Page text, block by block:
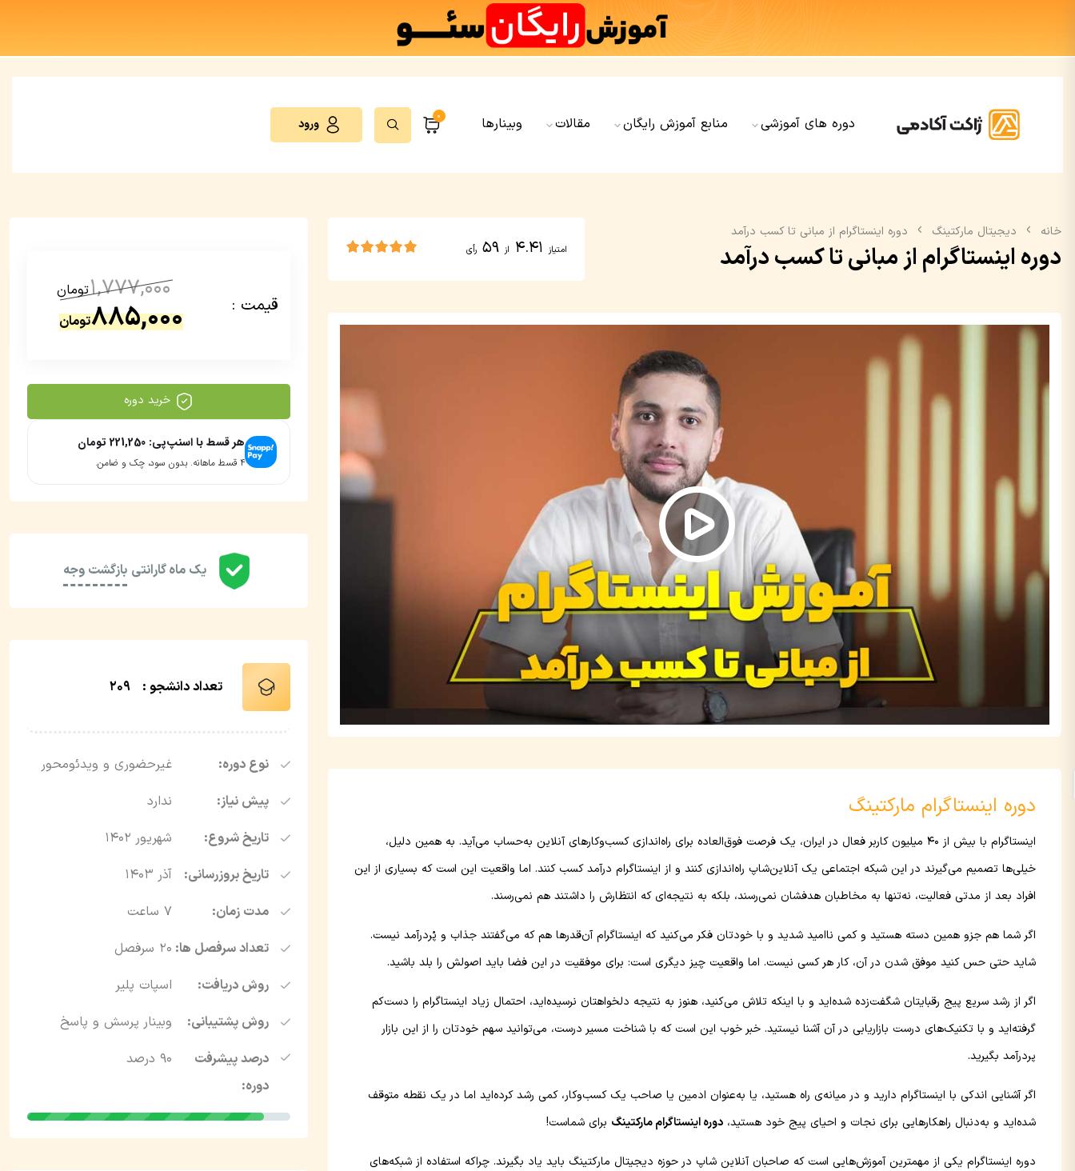
دوره های آموزشی منابع آموزش رایگان مقالات وبینارها 0
ورود
خانه دیجیتال مارکتینگ دوره اینستاگرام از مبانی تا کسب درآمد
دوره اینستاگرام از مبانی تا کسب درآمد امتیاز 4.41 از 59 رأی
دوره اینستاگرام مارکتینگ
اینستاگرام با بیش از ۴۰ میلیون کاربر فعال در ایران، یک فرصت فوق‌العاده برای راه‌اندازی کسب‌وکارهای آنلاین به‌حساب می‌آید. به همین دلیل،
خیلی‌ها تصمیم می‌گیرند در این شبکه اجتماعی یک آنلاین‌شاپ راه‌اندازی کنند و از اینستاگرام درآمد کسب کنند. اما واقعیت این است که بسیاری از این
افراد بعد از مدتی فعالیت، نه‌تنها به مخاطبان هدفشان نمی‌رسند، بلکه به نتیجه‌ای که انتظارش را داشتند هم نمی‌رسند.
اگر شما هم جزو همین دسته هستید و کمی ناامید شدید و با خودتان فکر می‌کنید که اینستاگرام آن‌قدرها هم که می‌گفتند جذاب و پُردرآمد نیست.
شاید حتی حس کنید موفق شدن در آن، کار هر کسی نیست. اما واقعیت چیز دیگری است: برای موفقیت در این فضا باید اصولش را بلد باشید.
اگر از رشد سریع پیج رقبایتان شگفت‌زده شده‌اید و با اینکه تلاش می‌کنید، هنوز به نتیجه دلخواهتان نرسیده‌اید، احتمال زیاد اینستاگرام را دست‌کم
گرفته‌اید و با تکنیک‌های درست بازاریابی در آن آشنا نیستید. خبر خوب این است که با شناخت مسیر درست، می‌توانید سهم خودتان را از این بازار
پردرآمد بگیرید.
اگر آشنایی اندکی با اینستاگرام دارید و در میانه‌ی راه هستید، یا به‌عنوان ادمین یا صاحب یک کسب‌وکار، کمی رشد کرده‌اید اما در یک نقطه متوقف
شده‌اید و به‌دنبال راهکارهایی برای نجات و احیای پیج خود هستید، دوره اینستاگرام مارکتینگ برای شماست!
دوره اینستاگرام یکی از مهمترین آموزش‌هایی است که صاحبان آنلاین شاپ در حوزه دیجیتال مارکتینگ باید یاد بگیرند. چراکه استفاده از شبکه‌های
قیمت :
1,777,000تومان
885,000تومان
خرید دوره
هر قسط با اسنپ‌پی: 221,250 تومان
۴ قسط ماهانه. بدون سود، چک و ضامن.
یک ماه گارانتی بازگشت وجه
تعداد دانشجو : 209
نوع دوره:
غیرحضوری و ویدئومحور
پیش نیاز:
ندارد
تاریخ شروع:
شهریور ۱۴۰۲
تاریخ بروزرسانی:
آذر ۱۴۰۳
مدت زمان:
7 ساعت
تعداد سرفصل ها: 20 سرفصل
روش دریافت:
اسپات پلیر
روش پشتیبانی:
وبینار پرسش و پاسخ
درصد پیشرفت
دوره:
90 درصد